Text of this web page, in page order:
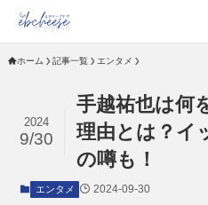
ホーム 記事一覧 エンタメ
手越祐也は何
理由とは？イ
の噂も！
2024
9/30
エンタメ 2024-09-30